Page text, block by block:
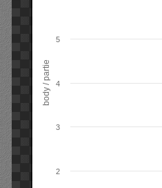
body / partie
2
3
4
5